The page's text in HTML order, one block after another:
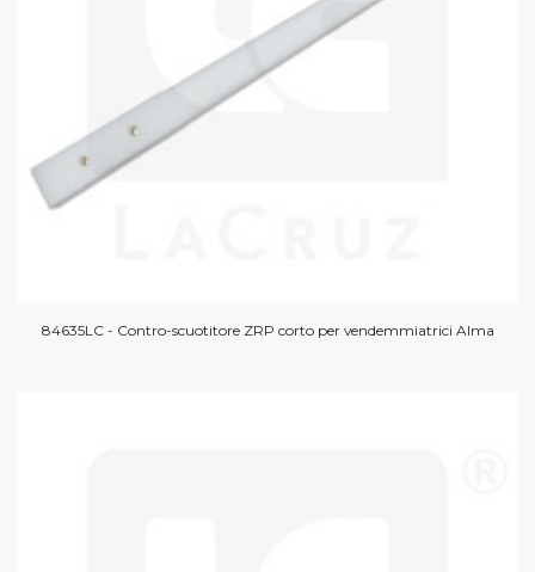
84635LC - Contro-scuotitore ZRP corto per vendemmiatrici Alma